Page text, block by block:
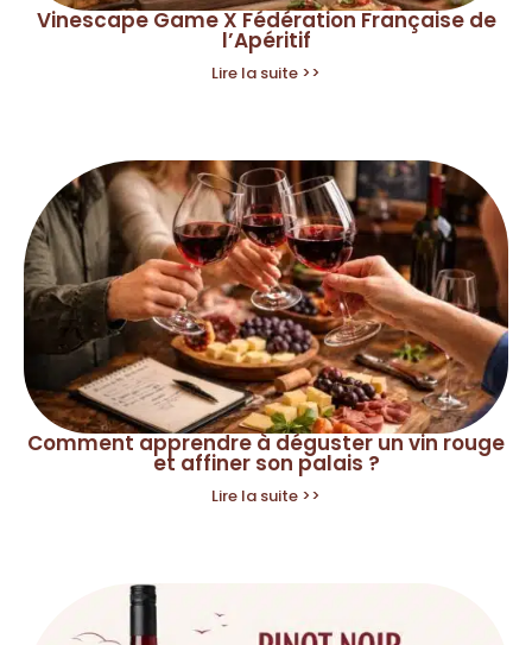
Vinescape Game X Fédération Française de
l’Apéritif
Lire la suite >>
Comment apprendre à déguster un vin rouge
et affiner son palais ?
Lire la suite >>